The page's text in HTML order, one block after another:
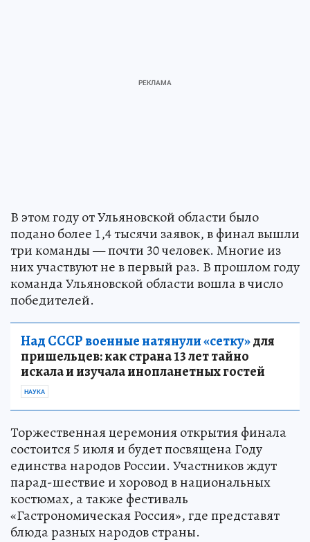
В этом году от Ульяновской области было
подано более 1,4 тысячи заявок, в финал вышли
три команды — почти 30 человек. Многие из
них участвуют не в первый раз. В прошлом году
команда Ульяновской области вошла в число
победителей.
Над СССР военные натянули «сетку»для
пришельцев: как страна 13 лет тайно
искала и изучала инопланетных гостей
НАУКА
Торжественная церемония открытия финала
состоится 5 июля и будет посвящена Году
единства народов России. Участников ждут
парад-шествие и хоровод в национальных
костюмах, а также фестиваль
«Гастрономическая Россия», где представят
блюда разных народов страны.